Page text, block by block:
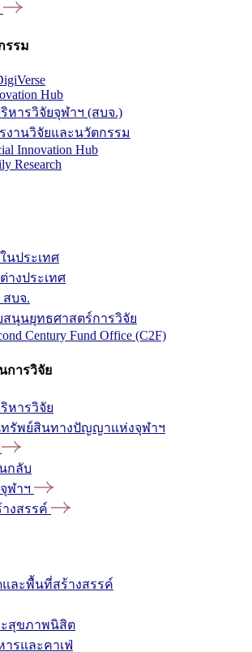
รรม
Hub
หารวิจัยจุฬาฯ (สบจ.)
งานวิจัยและนวัตกรรม
Innovation Hub
Research
นประเทศ
างประเทศ
บจ.
นุนยุทธศาสตร์การวิจัย
Century Fund Office (C2F)
การวิจัย
หารวิจัย
รัพย์สินทางปัญญาแห่งจุฬาฯ
กลับ
ฬาฯ
งสรรค์
ละพื้นที่สร้างสรรค์
สุขภาพนิสิต
ารและคาเฟ่